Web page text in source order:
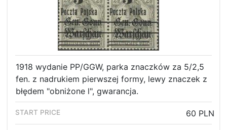
1918 wydanie PP/GGW, parka znaczków za 5/2,5
fen. z nadrukiem pierwszej formy, lewy znaczek z
błędem "obniżone l", gwarancja.
60 PLN